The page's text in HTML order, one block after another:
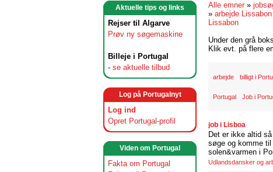
Aktuelle tips og links
Rejser til Algarve
Prøv ny søgemaskine
Billeje i Portugal
- se aktuelle tilbud
Log på Portugalnyt
Log ind
Opret Portugal-profil
Viden om Portugal
Fakta om Portugal
Alle emner »
» arbejde Lissabon
Lissabon
Under den grå
Klik evt. på flere
arbejde billigt i
Portugal Job i
job i Lisboa
Det er ikke altid
søge og komme til
solen&varmen i
Udlandsdansker og